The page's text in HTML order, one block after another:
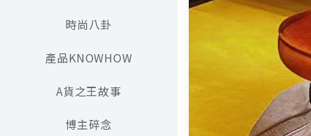
時尚八卦
產品KNOWHOW
A貨之王故事
博主碎念